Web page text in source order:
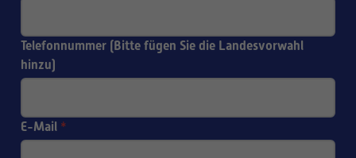
Telefonnummer (Bitte fügen Sie die Landesvorwahl
hinzu)
E-Mail *